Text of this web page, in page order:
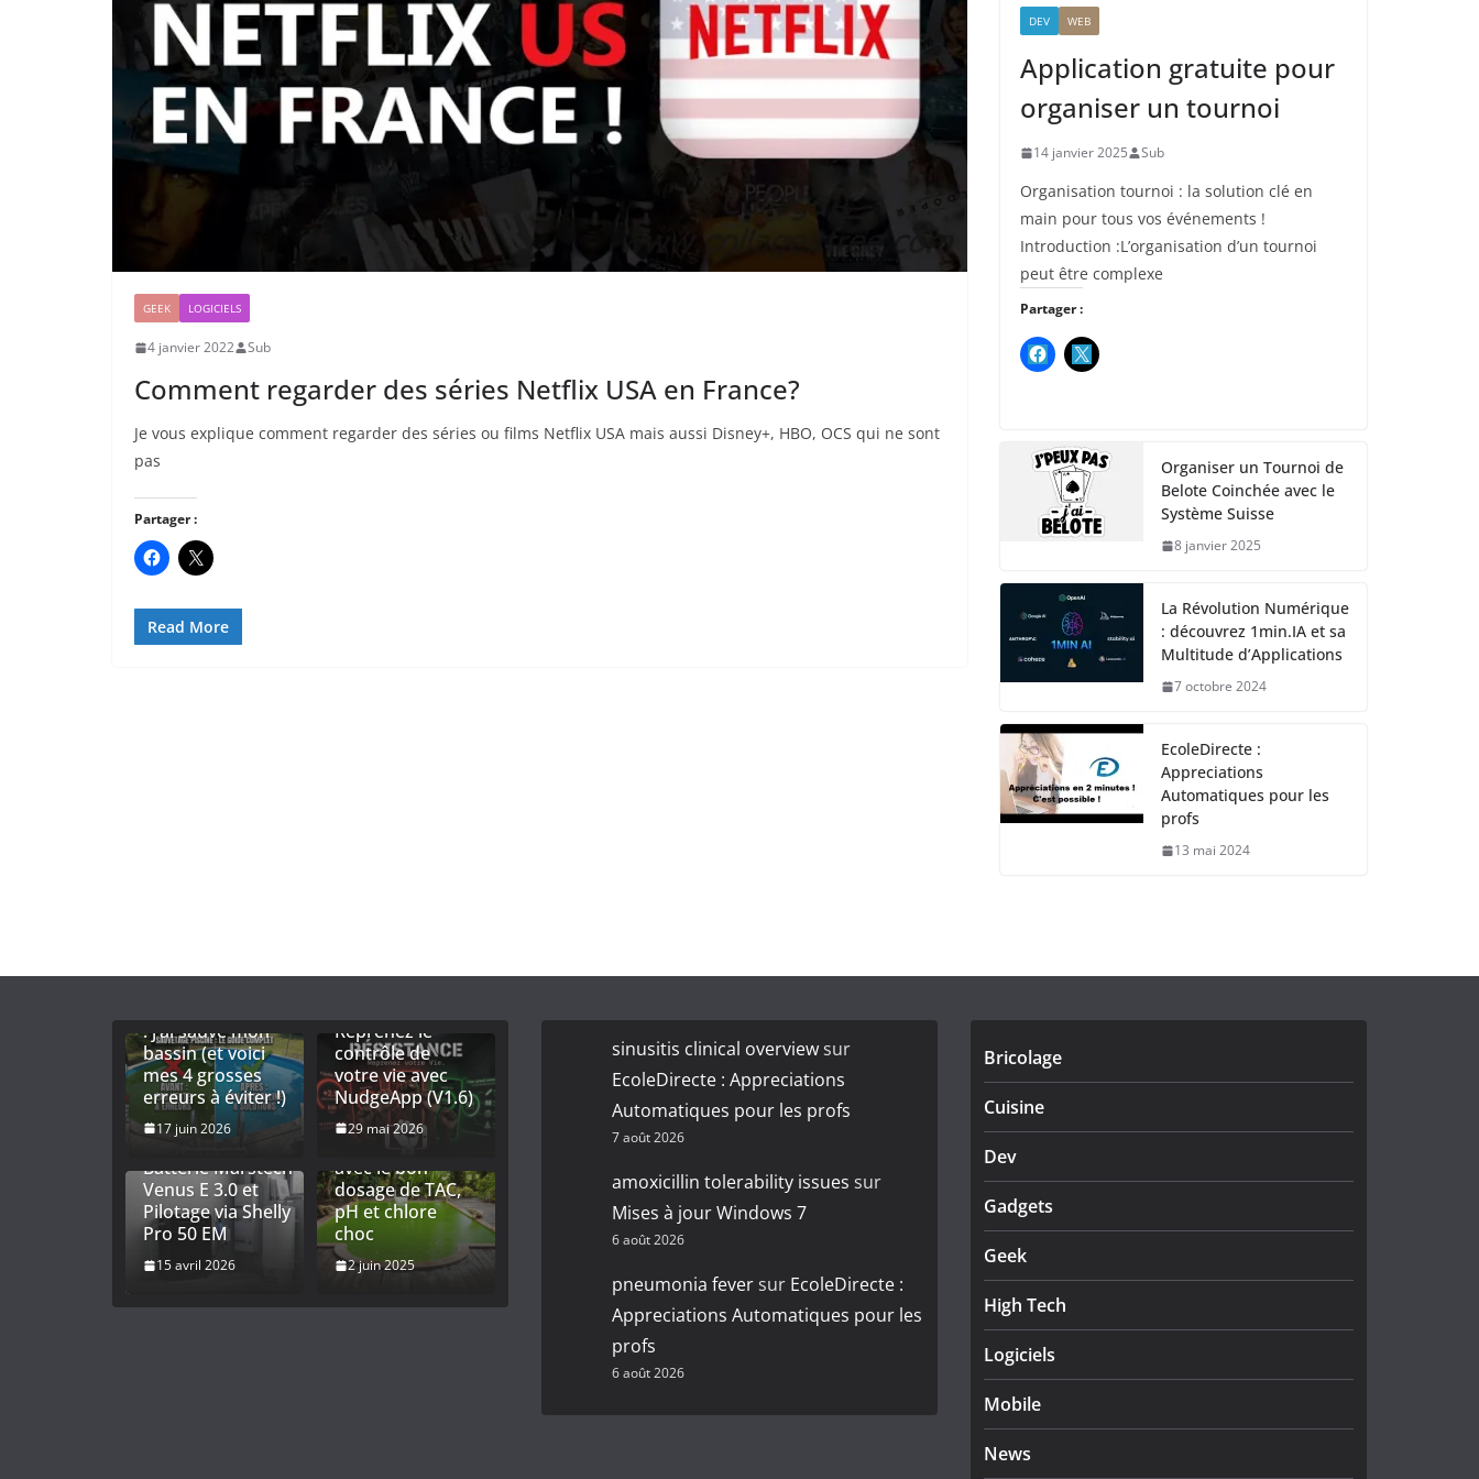
GEEK LOGICIELS
4 janvier 2022 Sub
Comment regarder des séries Netflix USA en France?
Je vous explique comment regarder des séries ou films Netflix USA mais aussi Disney+, HBO, OCS qui ne sont
pas
Partager :
Read More
DEV WEB
Application gratuite pour
organiser un tournoi
14 janvier 2025 Sub
Organisation tournoi : la solution clé en
main pour tous vos événements !
Introduction :L’organisation d’un tournoi
peut être complexe
Partager :
Organiser un Tournoi de
Belote Coinchée avec le
Système Suisse
8 janvier 2025
La Révolution Numérique
: découvrez 1min.IA et sa
Multitude d’Applications
7 octobre 2024
EcoleDirecte :
Appreciations
Automatiques pour les
profs
13 mai 2024
: j’ai sauvé mon
bassin (et voici
mes 4 grosses
erreurs à éviter !)
17 juin 2026
Reprenez le
contrôle de
votre vie avec
NudgeApp (V1.6)
29 mai 2026
Titre : Optimiser
son
Autoconsommation
Batterie Marstech
Venus E 3.0 et
Pilotage via Shelly
Pro 50 EM
15 avril 2026
Entretien piscine
: équilibrer l’eau
avec le bon
dosage de TAC,
pH et chlore
choc
2 juin 2025
sinusitis clinical overviewsur
EcoleDirecte : Appreciations
Automatiques pour les profs
7 août 2026
amoxicillin tolerability issues sur
Mises à jour Windows 7
6 août 2026
pneumonia feversur EcoleDirecte :
Appreciations Automatiques pour les
profs
6 août 2026
Bricolage
Cuisine
Dev
Gadgets
Geek
High Tech
Logiciels
Mobile
News